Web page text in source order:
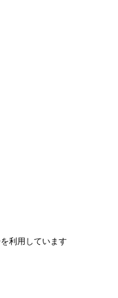
利用しています